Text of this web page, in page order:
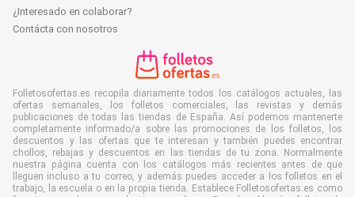
¿Interesado en colaborar?
Contácta con nosotros
Folletosofertas.es recopila diariamente todos los catálogos actuales, las
ofertas semanales, los folletos comerciales, las revistas y demás
publicaciones de todas las tiendas de España. Así podemos mantenerte
completamente informado/a sobre las promociones de los folletos, los
descuentos y las ofertas que te interesan y también puedes encontrar
chollos, rebajas y descuentos en las tiendas de tu zona. Normalmente
nuestra página cuenta con los catálogos más recientes antes de que
lleguen incluso a tu correo, y además puedes acceder a los folletos en el
trabajo, la escuela o en la propia tienda. Establece Folletosofertas.es como